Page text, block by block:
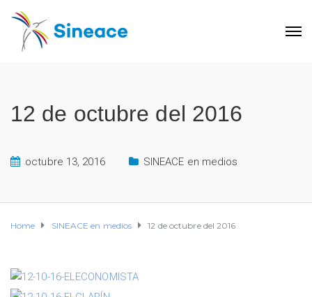
12 de octubre del 2016
octubre 13, 2016 SINEACE en medios
Home SINEACE en medios 12 de octubre del 2016